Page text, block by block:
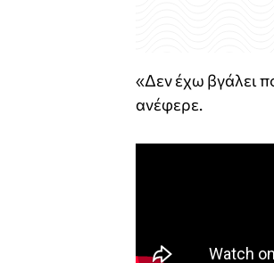
«Δεν έχω βγάλει
ανέφερε.